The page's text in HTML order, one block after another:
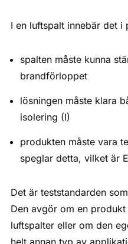
I en luftspalt innebär det i
spalten måste kunna
brandförloppet
lösningen måste klara
isolering (I)
produkten måste vara
speglar detta, vilket är
Det är teststandarden
Den avgör om en
luftspalter eller om den
helt annan typ av